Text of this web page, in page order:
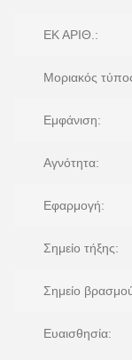
ΕΚ ΑΡΙΘ.:
Μοριακός
Εμφάνιση:
Αγνότητα:
Εφαρμογή:
Σημείο τήξης:
Σημείο
Ευαισθησία: